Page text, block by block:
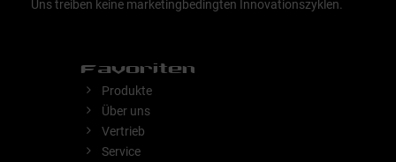
Uns treiben keine marketingbedingten Innovationszyklen.
Favoriten
Produkte
Über uns
Vertrieb
Service